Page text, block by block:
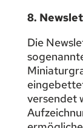
8.
Die
versendet